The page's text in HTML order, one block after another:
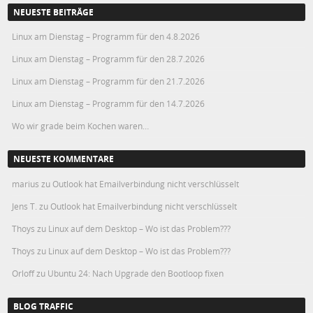
NEUESTE BEITRÄGE
Linux am Dienstag – Programm für den 4.8.2026
Linux am Dienstag – Programm für den 28.7.2026
Linux am Dienstag – Programm für den 21.7.2026
Linux am Dienstag – Programm für den 14.7.2026
Wo wir grade beim Kochen waren…
NEUESTE KOMMENTARE
marius zu Outlook hat Emailverbindung nicht verschlüsselt
Jens T. zu Outlook hat Emailverbindung nicht verschlüsselt
Thoys zu Linux auf dem Desktop – Wo ist das Problem???
Thoys zu Linux auf dem Desktop – Wo ist das Problem???
Orloffzu Ubuntu 24: Nach Upgrade den Bootloop fixen
BLOG TRAFFIC